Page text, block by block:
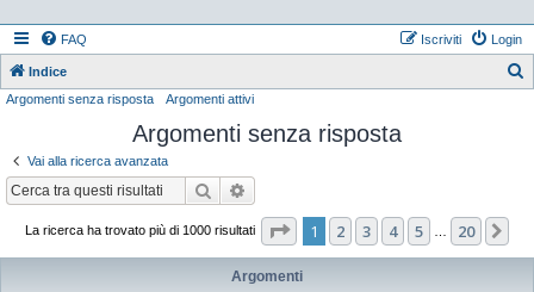
FAQ Login
Iscriviti
Indice
Argomenti senza risposta Argomenti attivi
Argomenti senza risposta
Vai alla ricerca avanzata
Cerca
La ricerca ha trovato più di 1000 risultati Pagina di 20
1 2 3 4 5 20
Argomenti